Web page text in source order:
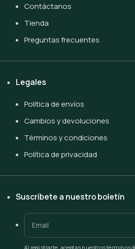
Contáctanos
Tienda
Preguntas frecuentes
Legales
Política de envíos
Cambios y devoluciones
Términos y condiciones
Política de privacidad
Suscríbete a nuestro boletín
Al registrarte, aceptas nuestros términos